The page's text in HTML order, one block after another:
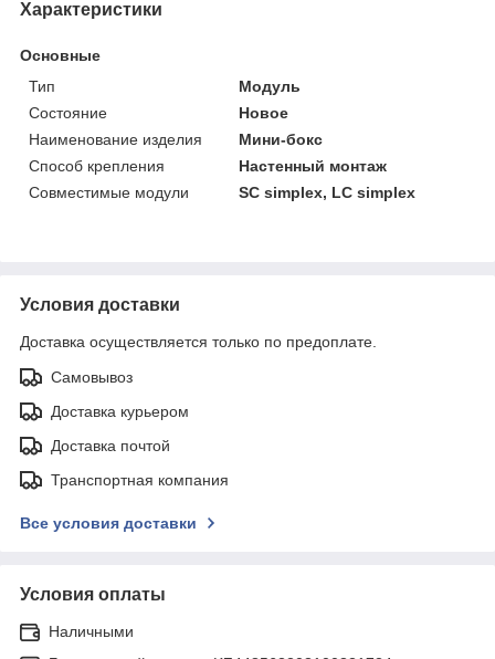
Характеристики
Основные
Тип
Модуль
Состояние
Новое
Наименование изделия
Мини-бокс
Способ крепления
Настенный монтаж
Совместимые модули
SC simplex, LC simplex
Условия доставки
Доставка осуществляется только по предоплате.
Самовывоз
Доставка курьером
Доставка почтой
Транспортная компания
Все условия доставки
Условия оплаты
Наличными